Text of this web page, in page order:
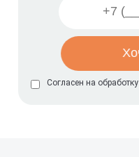
Согласен на обработку